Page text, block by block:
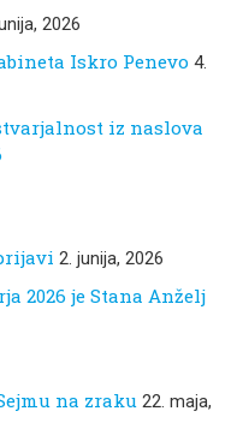
2026
Iskro Penevo 4.
iz naslova
2. junija, 2026
2026 je Stana Anželj
na zraku 22. maja,